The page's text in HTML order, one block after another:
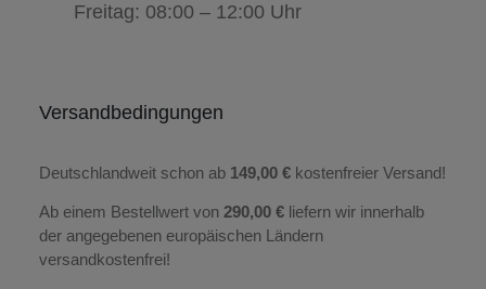
Freitag: 08:00 – 12:00 Uhr
Versandbedingungen
Deutschlandweit schon ab 149,00 € kostenfreier Versand!
Ab einem Bestellwert von 290,00 € liefern wir innerhalb
der angegebenen europäischen Ländern
versandkostenfrei!